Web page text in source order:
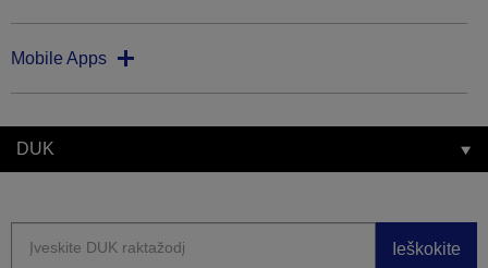
Mobile Apps
DUK
Ieškokite